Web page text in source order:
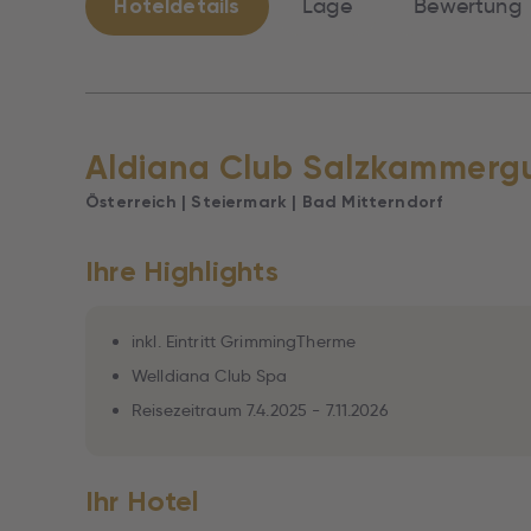
Hoteldetails Lage Bewertung
Aldiana Club
Österreich | Steiermark | Bad Mitterndorf
Ihre Highlights
inkl. Eintritt GrimmingTherme
Welldiana Club Spa
Reisezeitraum 7.4.2025 - 7.11.2026
Ihr Hotel